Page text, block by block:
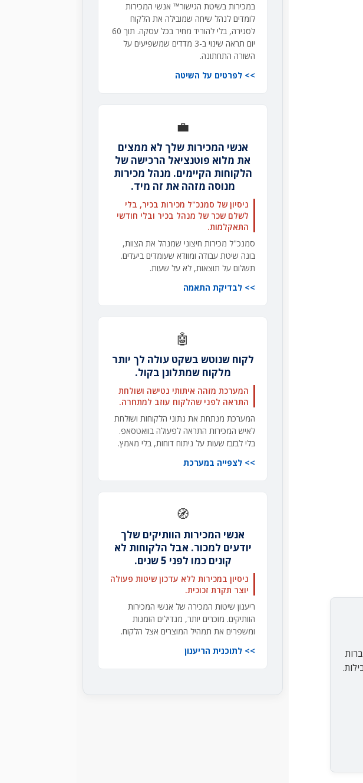
במכירות בשיטת הגישור™ אנשי המכירות
לומדים לנהל שיחה שמובילה את הלקוח
לסגירה, בלי להוריד מחיר בכל עסקה. תוך 60
יום תראה שינוי ב-3 מדדים שמשפיעים על
השורה התחתונה.
לפרטים על השיטה
💼
אנשי המכירות שלך לא ממצים
את מלוא פוטנציאל הרכישה של
הלקוחות הקיימים. מנהל מכירות
מנוסה מזהה את זה מיד.
ניסיון של סמנכ"ל מכירות בכיר, בלי
לשלם שכר של מנהל בכיר ובלי חודשי
התאקלמות.
סמנכ"ל מכירות חיצוני שמנהל את הצוות,
בונה שיטת עבודה ומוודא שעומדים ביעדים.
תשלום על תוצאות, לא על שעות.
לבדיקת התאמה
🤖
לקוח שנוטש בשקט עולה לך יותר
מלקוח שמתלונן בקול.
המערכת מזהה איתותי נטישה ושולחת
התראה לפני שהלקוח עוזב למתחרה.
המערכת מנתחת את נתוני הלקוחות ושולחת
לאיש המכירות התראה לפעולה בוואטסאפ.
בלי לבזבז שעות על ניתוח דוחות, בלי מאמץ.
לצפייה במערכת
🧭
אנשי המכירות הוותיקים שלך
יודעים למכור. אבל הלקוחות לא
קונים כמו לפני 5 שנים.
ניסיון במכירות ללא עדכון שיטות פעולה
יוצר תקרת זכוכית.
ריענון שיטות המכירה של אנשי המכירות
הוותיקים. מוכרים יותר, מגדילים הזמנות
ומשפרים את תמהיל המוצרים אצל הלקוח.
לתוכנית הריענון